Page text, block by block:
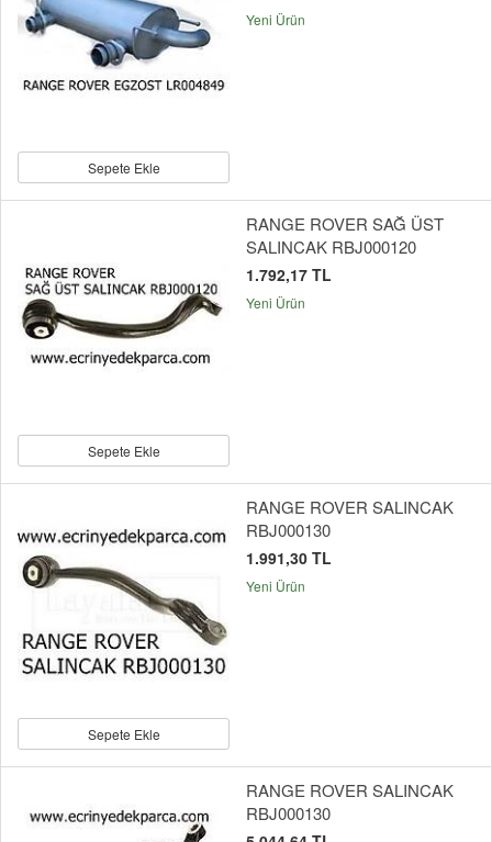
Sepete Ekle
Yeni Ürün
Sepete Ekle
RANGE ROVER SAĞ ÜST
SALINCAK RBJ000120
1.792,17 TL
Yeni Ürün
Sepete Ekle
RANGE ROVER SALINCAK
RBJ000130
1.991,30 TL
Yeni Ürün
RANGE ROVER SALINCAK
RBJ000130